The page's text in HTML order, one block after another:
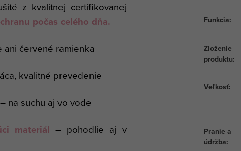
z kvalitnej certifikovanej
počas celého dňa.
červené ramienka
kvalitné prevedenie
– na suchu aj vo vode
materiál – pohodlie aj v
Funkcia:
Zloženie
produktu:
Veľkosť:
Pranie a
údržba: